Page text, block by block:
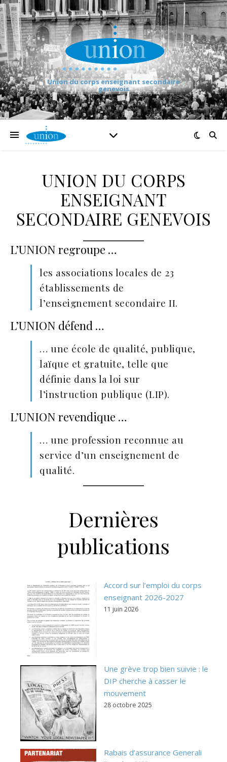
Union du corps enseignant secondaire
genevois
UNION DU CORPS
ENSEIGNANT
SECONDAIRE GENEVOIS
L’UNION regroupe …
les associations locales de 23
établissements de
l’enseignement secondaire II.
L’UNION défend …
… une école de qualité, publique,
laïque et gratuite, telle que
définie dans la loi sur
l’instruction publique (LIP).
L’UNION revendique …
… une profession reconnue au
service d’un enseignement de
qualité.
Dernières
publications
Accord sur l’emploi du corps
enseignant 2026-2027
11 juin 2026
Une grève trop bien suivie : le
DIP cherche à casser le
mouvement
28 octobre 2025
Rabais d’assurance Generali